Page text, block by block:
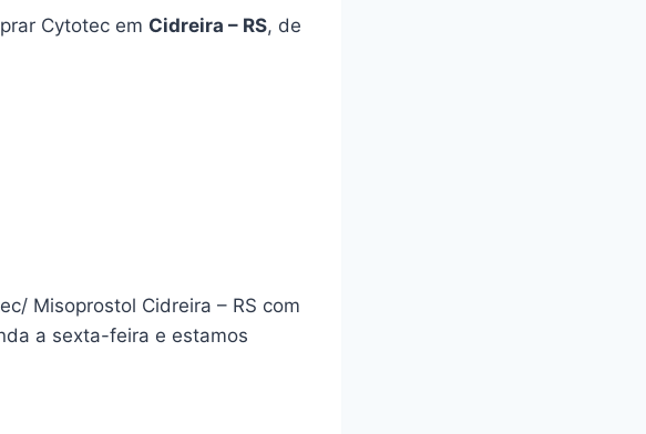
Cytotec em Cidreira – RS, de
Misoprostol Cidreira – RS com
a sexta-feira e estamos